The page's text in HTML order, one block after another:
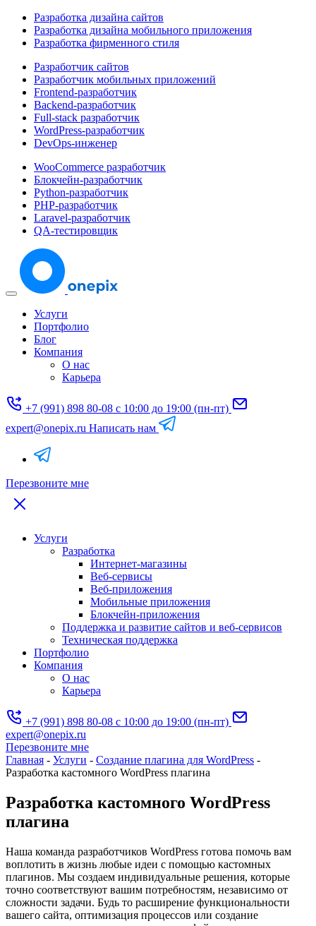
Разработка дизайна сайтов
Разработка дизайна мобильного приложения
Разработка фирменного стиля
Разработчик сайтов
Разработчик мобильных приложений
Frontend-разработчик
Backend-разработчик
Full-stack разработчик
WordPress-разработчик
DevOps-инженер
WooCommerce разработчик
Блокчейн-разработчик
Python-разработчик
PHP-разработчик
Laravel-разработчик
QA-тестировщик
Услуги
Портфолио
Блог
Компания
О нас
Карьера
+7 (991) 898 80-08 с 10:00 до 19:00 (пн-пт)
expert@onepix.ru Написать нам
Перезвоните мне
Услуги
Разработка
Интернет-магазины
Веб-сервисы
Веб-приложения
Мобильные приложения
Блокчейн-приложения
Поддержка и развитие сайтов и веб-сервисов
Техническая поддержка
Портфолио
Компания
О нас
Карьера
+7 (991) 898 80-08 с 10:00 до 19:00 (пн-пт)
expert@onepix.ru
Перезвоните мне
Главная - Услуги - Создание плагина для WordPress -
Разработка кастомного WordPress плагина
Разработка кастомного WordPress
плагина
Наша команда разработчиков WordPress готова помочь вам
воплотить в жизнь любые идеи с помощью кастомных
плагинов. Мы создаем индивидуальные решения, которые
точно соответствуют вашим потребностям, независимо от
сложности задачи. Будь то расширение функциональности
вашего сайта, оптимизация процессов или создание